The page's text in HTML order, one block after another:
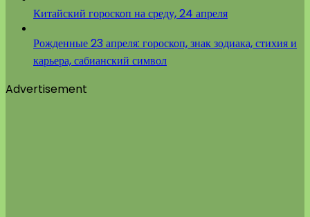
Китайский гороскоп на среду, 24 апреля
Рожденные 23 апреля: гороскоп, знак зодиака, стихия и
карьера, сабианский символ
Advertisement